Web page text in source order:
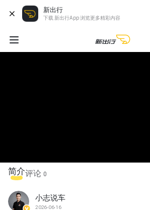
新出行
下载 新出行App 浏览更多精彩内容
简介评论 0
小志说车
2026-06-16